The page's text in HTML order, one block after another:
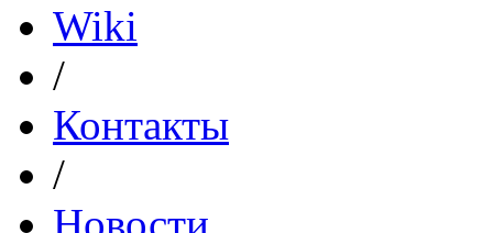
Wiki
/
Контакты
/
Новости